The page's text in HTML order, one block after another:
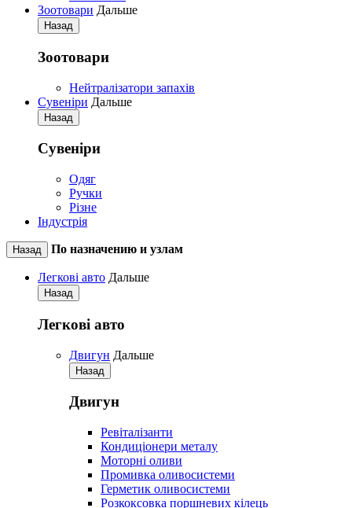
Зоотовари Дальше
Назад
Зоотовари
Нейтралізатори запахів
Сувеніри Дальше
Назад
Сувеніри
Одяг
Ручки
Різне
Індустрія
Назад По назначению и узлам
Легкові авто Дальше
Назад
Легкові авто
Двигун Дальше
Назад
Двигун
Ревіталізанти
Кондиціонери металу
Моторні оливи
Промивка оливосистеми
Герметик оливосистеми
Розкоксовка поршневих кілець